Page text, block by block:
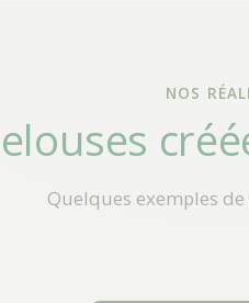
NOS
Quelques exemples